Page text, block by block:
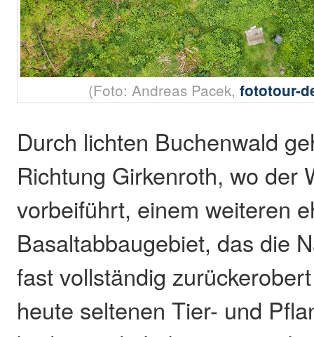
(Foto: Andreas Pacek,fototour-
Durch lichten Buchenwald
Richtung Girkenroth, wo der
vorbeiführt, einem weiteren
Basaltabbaugebiet, das die
fast vollständig
heute seltenen Tier- und